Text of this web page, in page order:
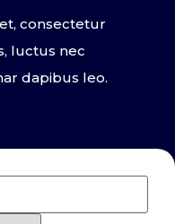
consectetur
luctus nec
dapibus leo.